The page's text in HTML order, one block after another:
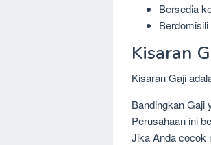
Bersedia
Kisaran
Kisaran Gaji
Bandingkan Gaji
Perusahaan ini
Jika Anda cocok